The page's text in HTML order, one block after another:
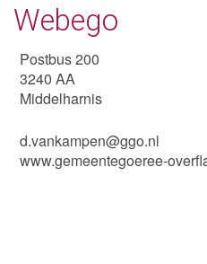
Webego
Postbus 200
3240 AA
Middelharnis
d.vankampen@ggo.nl
www.gemeentegoeree-